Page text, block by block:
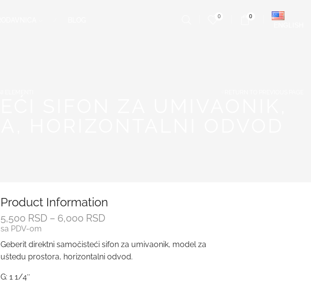
0 0
Product Information
5,500 RSD – 6,000 RSD
sa PDV-om
Geberit direktni samočisteći sifon za umivaonik, model za
uštedu prostora, horizontalni odvod.
G: 1 1/4″